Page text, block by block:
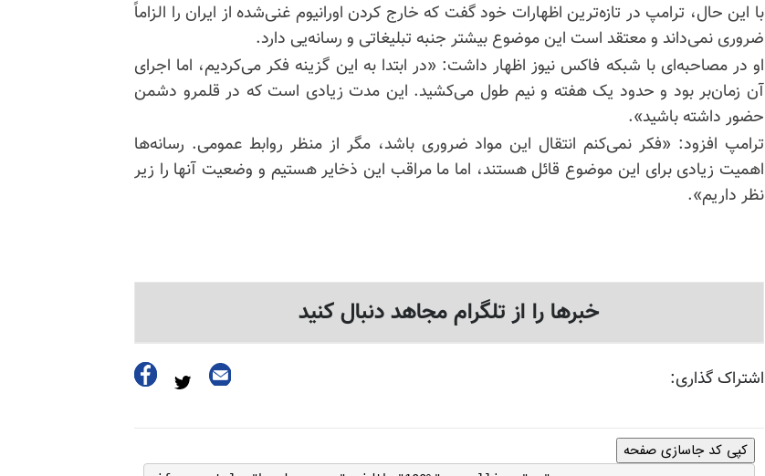
با این حال، ترامپ در تازه‌ترین اظهارات خود گفت که خارج کردن اورانیوم غنی‌شده از ایران را الزاماً
ضروری نمی‌داند و معتقد است این موضوع بیشتر جنبه تبلیغاتی و رسانه‌یی دارد.
او در مصاحبه‌‌ای با شبکه فاکس نیوز اظهار داشت: «در ابتدا به این گزینه فکر می‌کردیم، اما اجرای
آن زمان‌بر بود و حدود یک هفته و نیم طول می‌کشید. این مدت زیادی است که در قلمرو دشمن
حضور داشته باشید».
ترامپ افزود: «فکر نمی‌کنم انتقال این مواد ضروری باشد، مگر از منظر روابط عمومی. رسانه‌ها
اهمیت زیادی برای این موضوع قائل هستند، اما ما مراقب این ذخایر هستیم و وضعیت آنها را زیر
نظر داریم».
خبرها را از تلگرام مجاهد دنبال کنید
اشتراک گذاری:
کپی کد جاسازی صفحه